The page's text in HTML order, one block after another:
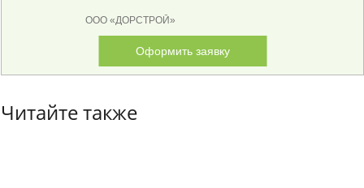
ООО «ДОРСТРОЙ»
Оформить заявку
Читайте также